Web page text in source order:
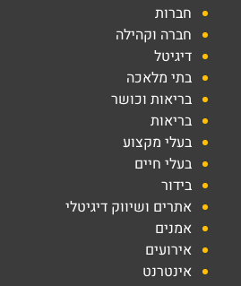
חברות
חברה וקהילה
דיגיטל
בתי מלאכה
בריאות וכושר
בריאות
בעלי מקצוע
בעלי חיים
בידור
אתרים ושיווק דיגיטלי
אמנים
אירועים
אינטרנט